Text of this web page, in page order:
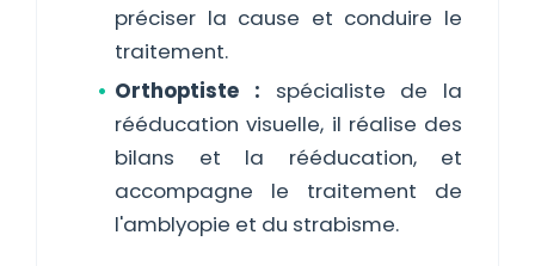
préciser la cause et conduire le
traitement.
Orthoptiste : spécialiste de la
rééducation visuelle, il réalise des
bilans et la rééducation, et
accompagne le traitement de
l'amblyopie et du strabisme.